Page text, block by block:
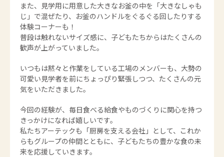
また、見学用に用意した大きなお釜の中を「大きなしゃも
じ」で混ぜたり、お釜のハンドルをぐるぐる回したりする
体験コーナーも！
普段は触れないサイズ感に、子どもたちからはたくさんの
歓声が上がっていました。
いつもは黙々と作業をしている工場のメンバーも、大勢の
可愛い見学者を前にちょっぴり緊張しつつ、たくさんの元
気をいただきました。
今回の経験が、毎日食べる給食やものづくりに関心を持つ
きっかけになれば嬉しいです。
私たちアーテックも「厨房を支える会社」として、これか
らもグループの仲間とともに、子どもたちの豊かな食の未
来を応援していきます。